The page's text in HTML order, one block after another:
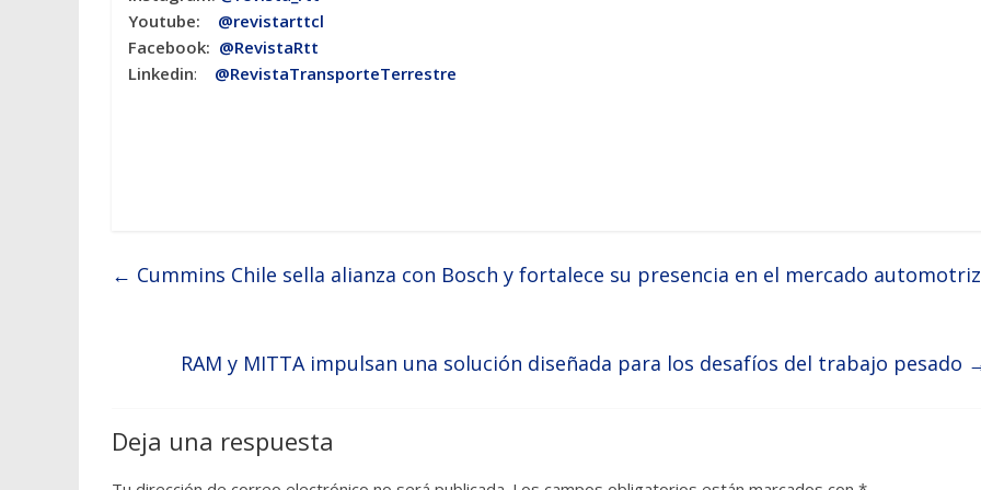
Youtube: @revistarttcl
Facebook: @RevistaRtt
Linkedin: @RevistaTransporteTerrestre
← Cummins Chile sella alianza con Bosch y fortalece su presencia en el mercado automotriz
RAM y MITTA impulsan una solución diseñada para los desafíos del trabajo pesado
Deja una respuesta